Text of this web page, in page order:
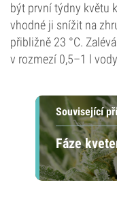
být první týdny květu
vhodné ji snížit na
přibližně 23 °C.
v rozmezí 0,5–1 l
Související
Fáze